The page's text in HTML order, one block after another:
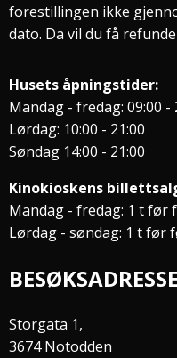
forestillingen ikke
dato. Da vil du få
Husets åpningstider:
Mandag - fredag: 09:00 -
Lørdag: 10:00 - 21:00
Søndag 14:00 - 21:00
Kinokioskens
Mandag - fredag: 1 t før
Lørdag - søndag: 1 t før
BESØKSADRESSE
Storgata 1,
3674 Notodden